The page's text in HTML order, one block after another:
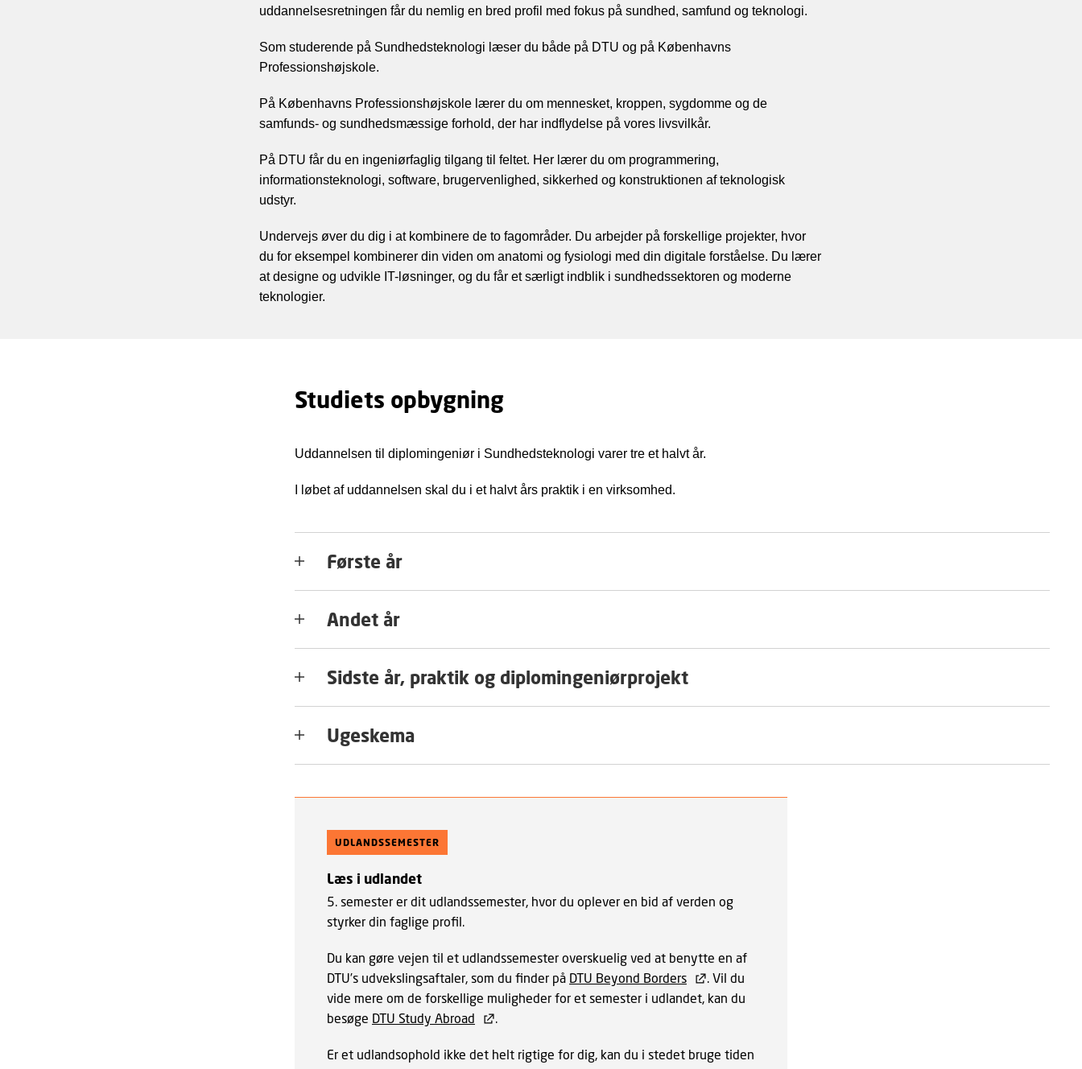
uddannelsesretningen får du nemlig en bred profil med fokus på sundhed, samfund og teknologi.
Som studerende på Sundhedsteknologi læser du både på DTU og på Københavns
Professionshøjskole.
På Københavns Professionshøjskole lærer du om mennesket, kroppen, sygdomme og de
samfunds- og sundhedsmæssige forhold, der har indflydelse på vores livsvilkår.
På DTU får du en ingeniørfaglig tilgang til feltet. Her lærer du om programmering,
informationsteknologi, software, brugervenlighed, sikkerhed og konstruktionen af teknologisk
udstyr.
Undervejs øver du dig i at kombinere de to fagområder. Du arbejder på forskellige projekter, hvor
du for eksempel kombinerer din viden om anatomi og fysiologi med din digitale forståelse. Du lærer
at designe og udvikle IT-løsninger, og du får et særligt indblik i sundhedssektoren og moderne
teknologier.
Studiets opbygning
Uddannelsen til diplomingeniør i Sundhedsteknologi varer tre et halvt år.
I løbet af uddannelsen skal du i et halvt års praktik i en virksomhed.
Første år
Andet år
Sidste år, praktik og diplomingeniørprojekt
Ugeskema
UDLANDSSEMESTER
Læs i udlandet
5. semester er dit udlandssemester, hvor du oplever en bid af verden og
styrker din faglige profil.
Du kan gøre vejen til et udlandssemester overskuelig ved at benytte en af
DTU’s udvekslingsaftaler, som du finder på DTU Beyond Borders
. Vil du
vide mere om de forskellige muligheder for et semester i udlandet, kan du
besøge DTU Study Abroad
Er et udlandsophold ikke det helt rigtige for dig, kan du i stedet bruge tiden